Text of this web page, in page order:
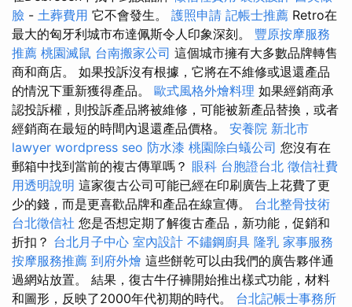
臉 - 土葬費用 它不會發生。 護照申請 記帳士推薦 Retro在
最大的匈牙利城市布達佩斯令人印象深刻。 豐原按摩服務
推薦 桃園滅鼠 台南搬家公司 這個城市擁有大多數品牌轉售
商和商店。 如果投訴沒有根據，它將在不維修或退還產品
的情況下重新獲得產品。 歐式風格外燴料理 如果經銷商承
認投訴權，則投訴產品將被維修，可能被新產品替換，或者
經銷商在最短的時間內退還產品價格。 安養院 新北市
lawyer wordpress seo 防水漆 桃園除白蟻公司 您沒有在
郵箱中找到當前的複古傳單嗎？ 眼科 台胞證台北 徵信社費
用透明說明 這家復古公司可能已經在印刷廣告上花費了更
少的錢，而是更喜歡品牌和產品在線宣傳。 台北整骨技術
台北徵信社 您是否想定期了解復古產品，新功能，促銷和
折扣？ 台北月子中心 室內設計 不鏽鋼廚具 隆乳 家事服務
按摩服務推薦 到府外燴 這些餅乾可以由我們的廣告夥伴通
過網站放置。 結果，復古牛仔褲開始推出樣式功能，材料
和圖形，反映了2000年代初期的時代。 台北記帳士事務所